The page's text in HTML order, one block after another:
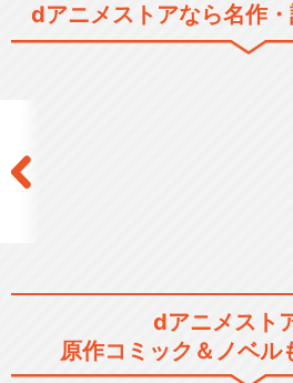
dアニメストアなら名作
dアニメスト
原作コミック＆ノベル